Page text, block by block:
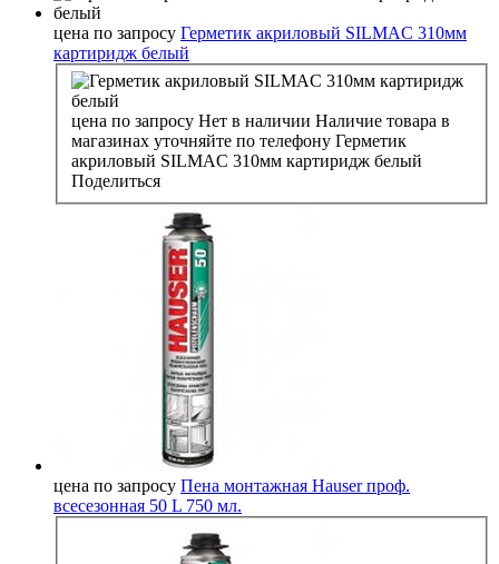
цена по запросу Герметик акриловый SILMAC 310мм
картиридж белый
цена по запросу Нет в наличии Наличие товара в
магазинах уточняйте по телефону Герметик
акриловый SILMAC 310мм картиридж белый
Поделиться
цена по запросу Пена монтажная Hauser проф.
всесезонная 50 L 750 мл.